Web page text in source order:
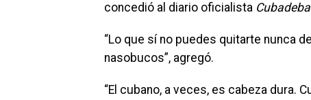
concedió al diario oficialista
“Lo que sí no puedes quitarte nunca
nasobucos”, agregó.
“El cubano, a veces, es cabeza dura.